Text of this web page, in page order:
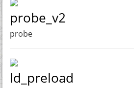
probe_v2
probe
ld_preload